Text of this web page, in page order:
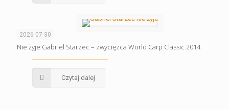
2026-07-30
Nie żyje Gabriel Starzec – zwycięzca World Carp Classic 2014
Czytaj dalej